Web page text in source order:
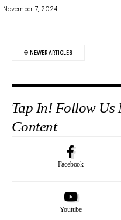
November 7, 2024
NEWER ARTICLES
Tap In! Follow Us
Content
Facebook
Youtube